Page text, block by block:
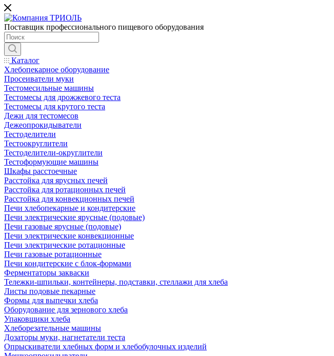
Поставщик профессионального пищевого оборудования
Каталог
Хлебопекарное оборудование
Просеиватели муки
Тестомесильные машины
Тестомесы для дрожжевого теста
Тестомесы для крутого теста
Дежи для тестомесов
Дежеопрокидыватели
Тестоделители
Тестоокруглители
Тестоделители-округлители
Тестоформующие машины
Шкафы расстоечные
Расстойка для ярусных печей
Расстойка для ротационных печей
Расстойка для конвекционных печей
Печи хлебопекарные и кондитерские
Печи электрические ярусные (подовые)
Печи газовые ярусные (подовые)
Печи электрические конвекционные
Печи электрические ротационные
Печи газовые ротационные
Печи кондитерские с блок-формами
Ферментаторы закваски
Тележки-шпильки, контейнеры, подставки, стеллажи для хлеба
Листы подовые пекарные
Формы для выпечки хлеба
Оборудование для зернового хлеба
Упаковщики хлеба
Хлеборезательные машины
Дозаторы муки, нагнетатели теста
Опрыскиватели хлебных форм и хлебобулочных изделий